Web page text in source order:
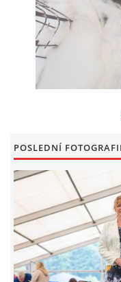
ODKAZY
KONTAKT
POSLEDNÍ